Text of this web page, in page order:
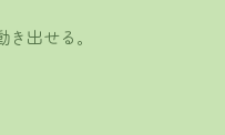
出せる。